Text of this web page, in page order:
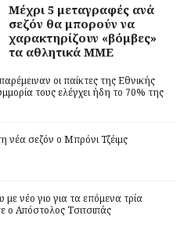
Μέχρι 5 μεταγραφές ανά
σεζόν θα μπορούν να
χαρακτηρίζουν «βόμβες»
τα αθλητικά ΜΜΕ
οι παίκτες της Εθνικής
τους ελέγχει ήδη το 70% της
νέα σεζόν ο Μπρόνι Τζέιμς
νέο γιο για τα επόμενα τρία
ο Απόστολος Τσιτσιπάς